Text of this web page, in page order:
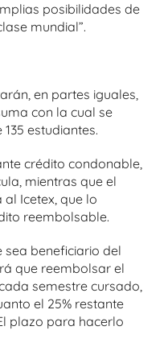
posibilidades de
mundial”.
en partes iguales,
con la cual se
estudiantes.
crédito condonable,
mientras que el
Icetex, que lo
reembolsable.
sea beneficiario del
que reembolsar el
semestre cursado,
el 25% restante
plazo para hacerlo